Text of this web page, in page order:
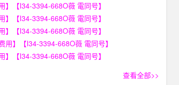
【I34-3394-668O薇 電同号】
【I34-3394-668O薇 電同号】
【I34-3394-668O薇 電同号】
】【I34-3394-668O薇 電同号】
【I34-3394-668O薇 電同号】
查看全部>>